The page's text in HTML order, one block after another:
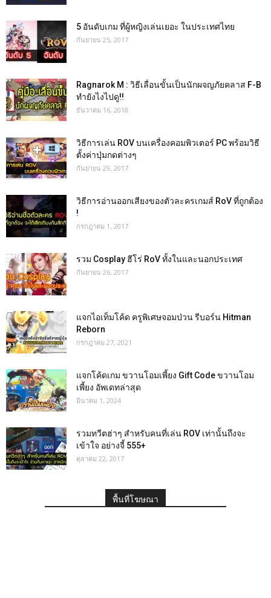
5 อันดับเกม ที่ผู้หญิงเล่นเยอะ ในประเทศไทย
กันยายน 25, 2017
Ragnarok M : วิธีเลื่อนขั้นเป็นนักผจญภัยคลาส F-B
ทำยังไงไปดู!!
ธันวาคม 16, 2018
วิธีการเล่น ROV บนเครื่องคอมพิวเตอร์ PC พร้อมวิธี
ตั้งค่าปุ่มกดต่างๆ
กันยายน 29, 2017
วิธีการอ่านออกเสียงของตัวละครเกมส์ RoV ที่ถูกต้อง
!
กรกฎาคม 1, 2017
รวม Cosplay ฮีโร่ RoV ทั้งในและนอกประเทศ
กันยายน 26, 2017
แจกไอเท็มโค้ด ครูพิเศษจอมป่วน รีบอร์น Hitman
Reborn
กรกฎาคม 27, 2021
แจกโค้ดเกม ขวานโอมเพี้ยง Gift Code ขวานโอม
เพี้ยง อัพเดทล่าสุด
มีนาคม 1, 2024
รวมทวีตฮ่าๆ สำหรับคนที่เล่น ROV เท่านั้นถึงจะ
เข้าใจ อย่างจี้ 555+
ตุลาคม 22, 2017
พื้นที่โฆษณา